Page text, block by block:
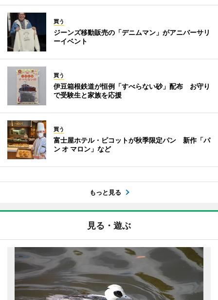
買う
ジーンズ移動販売の「デニムマン」がアニバーサリ
ーイベント
買う
伊豆箱根鉄道が恒例「すべらない砂」配布 お守り
で受験生と家族を応援
買う
富士屋ホテル・ピコットが秋季限定パン 新作「パ
ン オ マロン」など
もっと見る
見る・遊ぶ